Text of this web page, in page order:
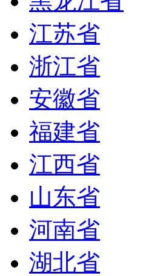
江苏省
浙江省
安徽省
福建省
江西省
山东省
河南省
湖北省